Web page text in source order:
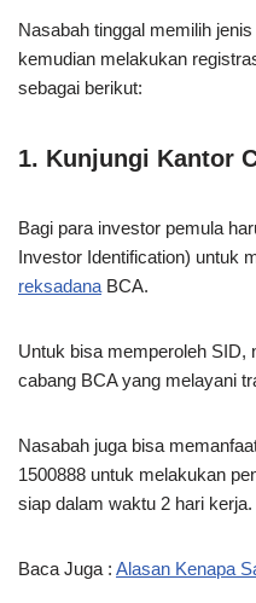
Nasabah tinggal memilih
kemudian melakukan
sebagai berikut:
1. Kunjungi Kantor
Bagi para investor pemula
Investor Identification) untuk
reksadana BCA.
Untuk bisa memperoleh SID,
cabang BCA yang melayani
Nasabah juga bisa
1500888 untuk melakukan
siap dalam waktu 2 hari kerja.
Baca Juga : Alasan Kenapa